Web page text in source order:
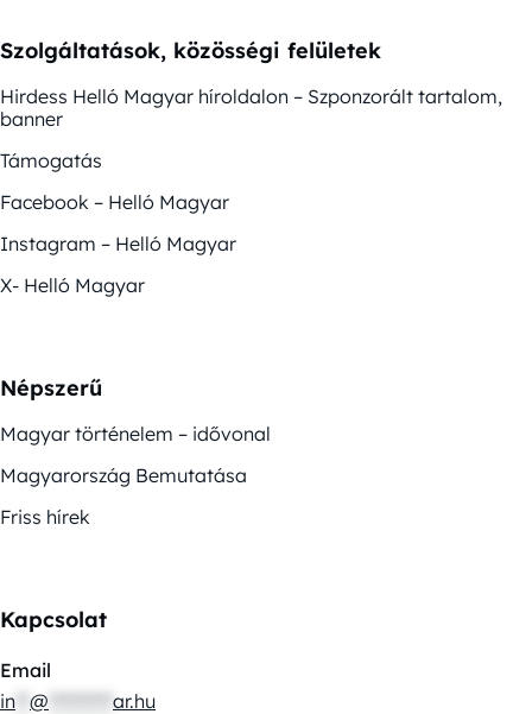
Szolgáltatások, közösségi felületek
Hirdess Helló Magyar híroldalon – Szponzorált tartalom,
banner
Támogatás
Facebook – Helló Magyar
Instagram – Helló Magyar
X- Helló Magyar
Népszerű
Magyar történelem – idővonal
Magyarország Bemutatása
Friss hírek
Kapcsolat
Email
in @ ar.hu